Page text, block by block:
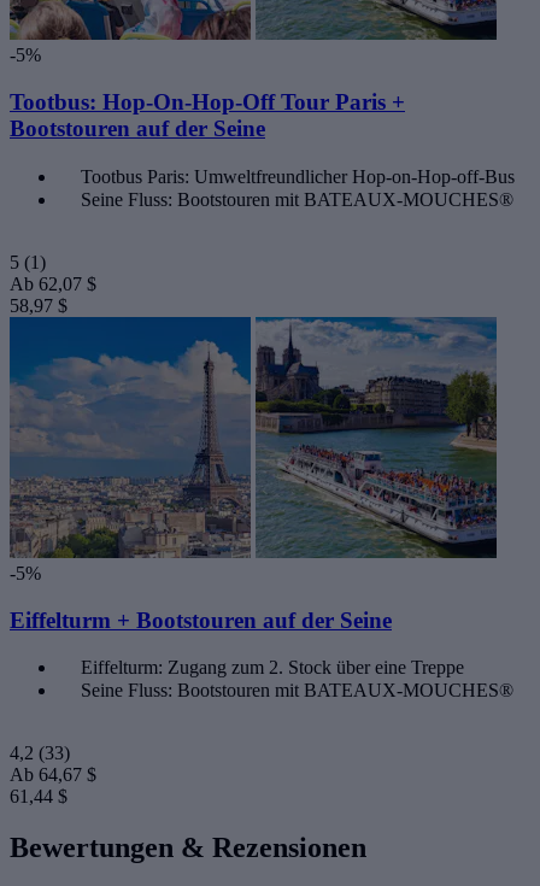
-5%
Tootbus: Hop-On-Hop-Off Tour Paris +
Bootstouren auf der Seine
Tootbus Paris: Umweltfreundlicher Hop-on-Hop-off-Bus
Seine Fluss: Bootstouren mit BATEAUX-MOUCHES®
5 (1)
Ab 62,07 $
58,97 $
-5%
Eiffelturm + Bootstouren auf der Seine
Eiffelturm: Zugang zum 2. Stock über eine Treppe
Seine Fluss: Bootstouren mit BATEAUX-MOUCHES®
4,2 (33)
Ab 64,67 $
61,44 $
Bewertungen & Rezensionen